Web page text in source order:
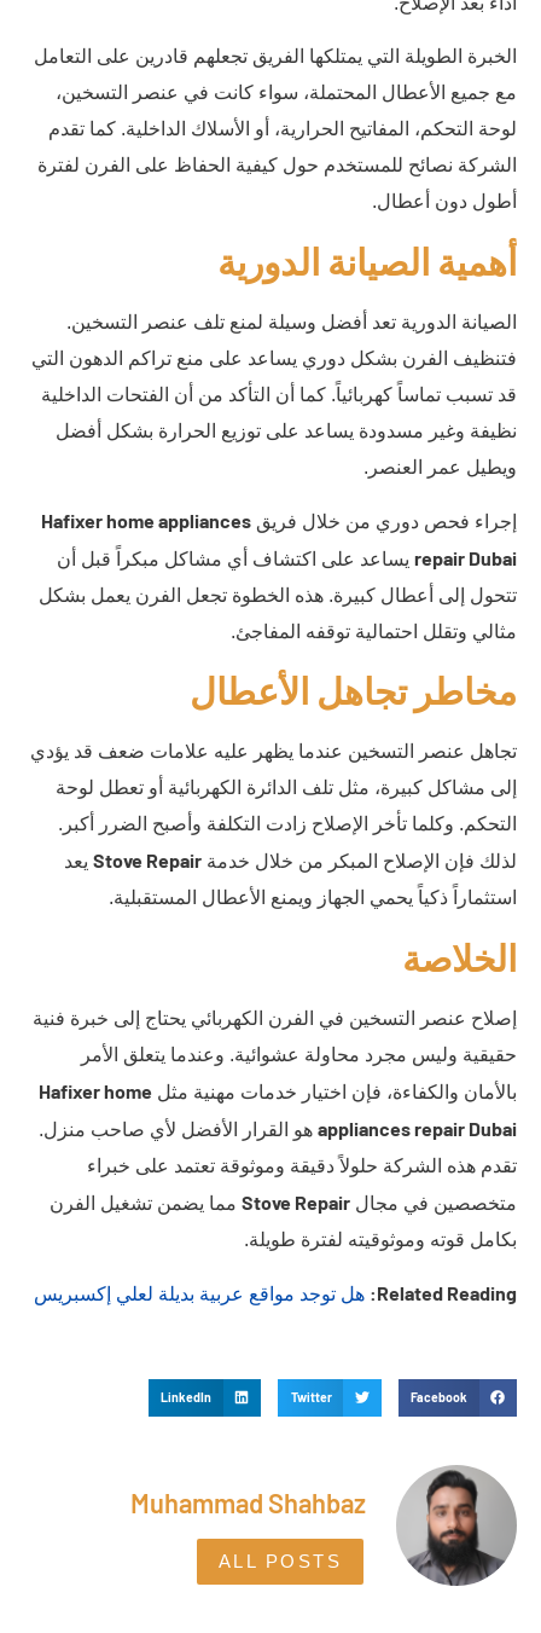
الخبرة الطويلة التي يمتلكها الفريق تجعلهم قادرين على التعامل
مع جميع الأعطال المحتملة، سواء كانت في عنصر التسخين،
لوحة التحكم، المفاتيح الحرارية، أو الأسلاك الداخلية. كما تقدم
الشركة نصائح للمستخدم حول كيفية الحفاظ على الفرن لفترة
أطول دون أعطال.
أهمية الصيانة الدورية
الصيانة الدورية تعد أفضل وسيلة لمنع تلف عنصر التسخين.
فتنظيف الفرن بشكل دوري يساعد على منع تراكم الدهون التي
قد تسبب تماساً كهربائياً. كما أن التأكد من أن الفتحات الداخلية
نظيفة وغير مسدودة يساعد على توزيع الحرارة بشكل أفضل
ويطيل عمر العنصر.
إجراء فحص دوري من خلال فريق Hafixer home appliances
repair Dubai يساعد على اكتشاف أي مشاكل مبكراً قبل أن
تتحول إلى أعطال كبيرة. هذه الخطوة تجعل الفرن يعمل بشكل
مثالي وتقلل احتمالية توقفه المفاجئ.
مخاطر تجاهل الأعطال
تجاهل عنصر التسخين عندما يظهر عليه علامات ضعف قد يؤدي
إلى مشاكل كبيرة، مثل تلف الدائرة الكهربائية أو تعطل لوحة
التحكم. وكلما تأخر الإصلاح زادت التكلفة وأصبح الضرر أكبر.
لذلك فإن الإصلاح المبكر من خلال خدمة Stove Repair يعد
استثماراً ذكياً يحمي الجهاز ويمنع الأعطال المستقبلية.
الخلاصة
إصلاح عنصر التسخين في الفرن الكهربائي يحتاج إلى خبرة فنية
حقيقية وليس مجرد محاولة عشوائية. وعندما يتعلق الأمر
بالأمان والكفاءة، فإن اختيار خدمات مهنية مثل Hafixer home
appliances repair Dubai هو القرار الأفضل لأي صاحب منزل.
تقدم هذه الشركة حلولاً دقيقة وموثوقة تعتمد على خبراء
متخصصين في مجال Stove Repair مما يضمن تشغيل الفرن
بكامل قوته وموثوقيته لفترة طويلة.
Related Reading: هل توجد مواقع عربية بديلة لعلي إكسبريس
Facebook
Twitter
LinkedIn
Muhammad Shahbaz
ALL POSTS